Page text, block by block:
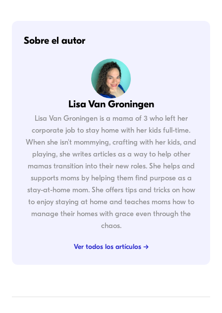
Sobre el autor
Lisa Van Groningen
Lisa Van Groningen is a mama of 3 who left her
corporate job to stay home with her kids full-time.
When she isn't mommying, crafting with her kids, and
playing, she writes articles as a way to help other
mamas transition into their new roles. She helps and
supports moms by helping them find purpose as a
stay-at-home mom. She offers tips and tricks on how
to enjoy staying at home and teaches moms how to
manage their homes with grace even through the
chaos.
Ver todos los artículos →